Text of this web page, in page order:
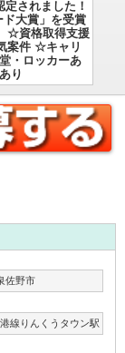
されました！
大賞」を受賞
☆資格取得支援
案件 ☆キャリ
・ロッカーあ
り
佐野市
線りんくうタウン駅